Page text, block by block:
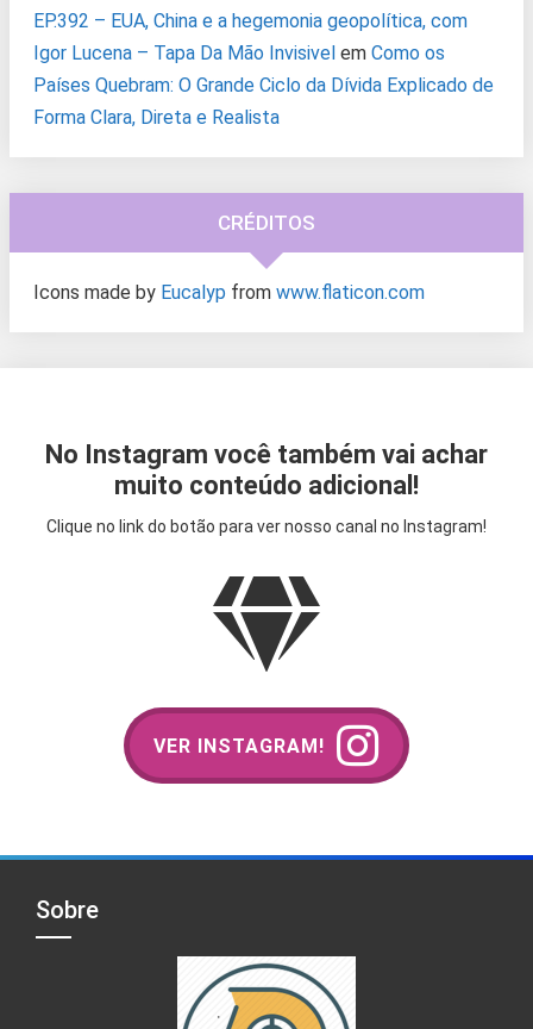
EP.392 – EUA, China e a hegemonia geopolítica, com
Igor Lucena – Tapa Da Mão Invisivel em Como os
Países Quebram: O Grande Ciclo da Dívida Explicado de
Forma Clara, Direta e Realista
CRÉDITOS
Icons made by Eucalyp from www.flaticon.com
No Instagram você também vai achar
muito conteúdo adicional!
Clique no link do botão para ver nosso canal no Instagram!
VER INSTAGRAM!
Sobre